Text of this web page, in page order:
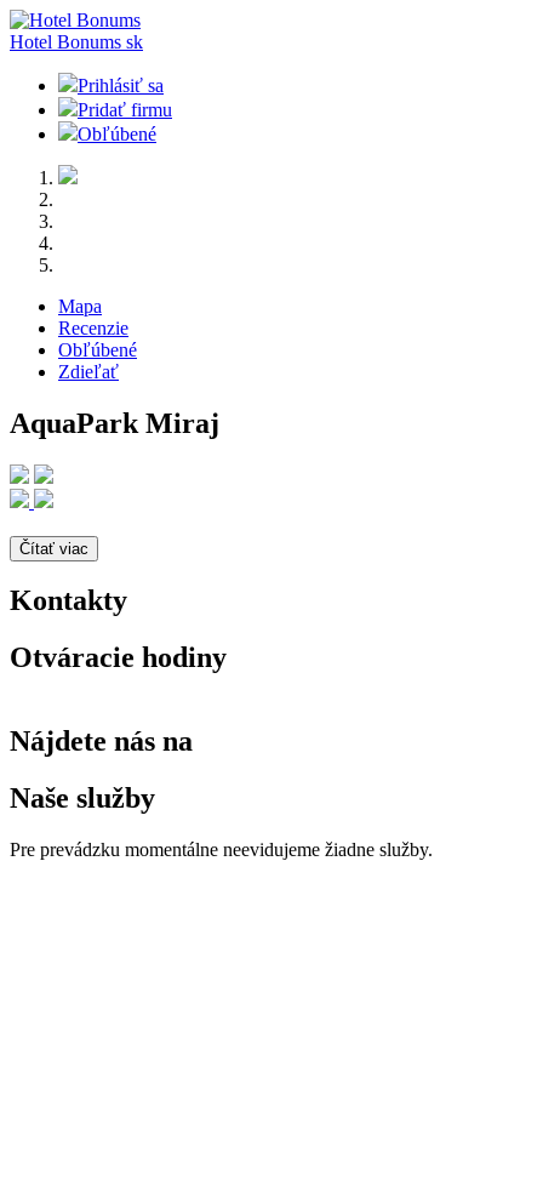
Hotel Bonums sk
Prihlásiť sa
Pridať firmu
Obľúbené
Mapa
Recenzie
Obľúbené
Zdieľať
AquaPark Miraj
Čítať viac
Kontakty
Otváracie hodiny
Nájdete nás na
Naše služby
Pre prevádzku momentálne neevidujeme žiadne služby.